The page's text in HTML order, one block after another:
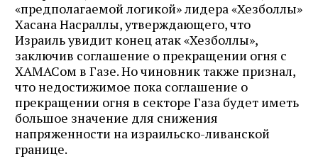
«предполагаемой логикой» лидера «Хезболлы»
Хасана Насраллы, утверждающего, что
Израиль увидит конец атак «Хезболлы»,
заключив соглашение о прекращении огня с
ХАМАСом в Газе. Но чиновник также признал,
что недостижимое пока соглашение о
прекращении огня в секторе Газа будет иметь
большое значение для снижения
напряженности на израильско-ливанской
границе.